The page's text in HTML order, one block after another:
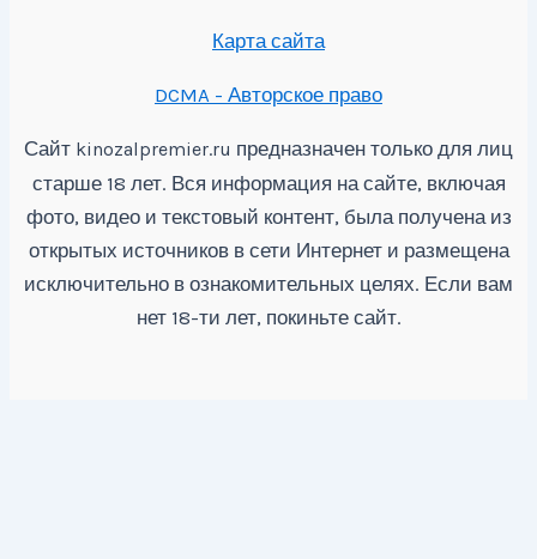
Карта сайта
DCMA - Авторское право
Сайт kinozalpremier.ru предназначен только для лиц
старше 18 лет. Вся информация на сайте, включая
фото, видео и текстовый контент, была получена из
открытых источников в сети Интернет и размещена
исключительно в ознакомительных целях. Если вам
нет 18-ти лет, покиньте сайт.